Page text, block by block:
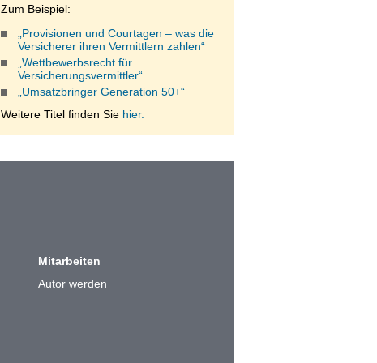
Zum Beispiel:
„Provisionen und Courtagen – was die
Versicherer ihren Vermittlern zahlen“
„Wettbewerbsrecht für
Versicherungsvermittler“
„Umsatzbringer Generation 50+“
Weitere Titel finden Sie hier.
Mitarbeiten
Autor werden